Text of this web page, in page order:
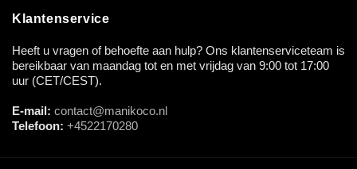
Klantenservice
Heeft u vragen of behoefte aan hulp? Ons klantenserviceteam is
bereikbaar van maandag tot en met vrijdag van 9:00 tot 17:00
uur (CET/CEST).
E-mail: contact@manikoco.nl
Telefoon: +4522170280